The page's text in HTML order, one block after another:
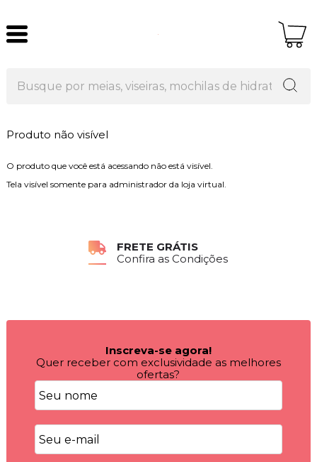
Produto não visível
O produto que você está acessando não está visível.
Tela visível somente para administrador da loja virtual.
FRETE GRÁTIS
Confira as Condições
Inscreva-se agora!
Quer receber com exclusividade as melhores
ofertas?